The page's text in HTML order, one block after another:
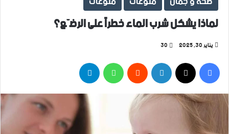
لماذا يشكل شرب الماء خطراً على الرضّع؟
يناير 30, 2025 30
فيسبوك‫X لينكدإن واتساب